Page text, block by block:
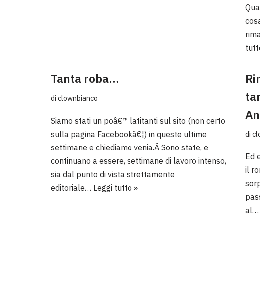
Tanta roba…
di clownbianco
Siamo stati un poâ€™ latitanti sul sito (non certo
sulla pagina Facebookâ€¦) in queste ultime
settimane e chiediamo venia.Â Sono state, e
continuano a essere, settimane di lavoro intenso,
sia dal punto di vista strettamente
editoriale… Leggi tutto »
di
Ed
il
al…